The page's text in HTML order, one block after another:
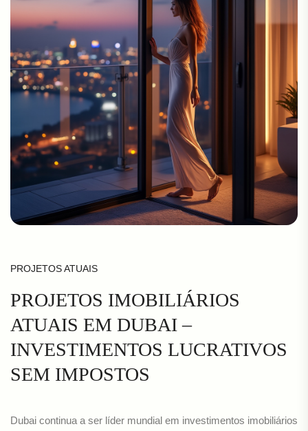
PROJETOS ATUAIS
PROJETOS IMOBILIÁRIOS
ATUAIS EM DUBAI –
INVESTIMENTOS LUCRATIVOS
SEM IMPOSTOS
Dubai continua a ser líder mundial em investimentos imobiliários